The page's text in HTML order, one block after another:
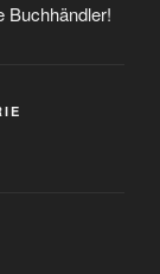
Buchhändler!